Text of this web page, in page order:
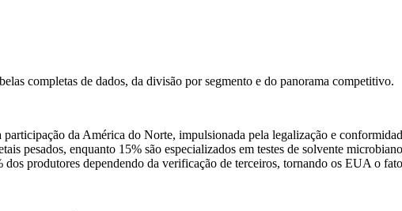
completas de dados, da divisão por segmento e do panorama competitivo.
da América do Norte, impulsionada pela legalização e
pesados, enquanto 15% são especializados em testes de solvente
produtores dependendo da verificação de terceiros, tornando os EUA o